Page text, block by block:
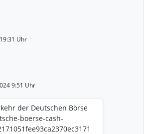
Uhr
9:51 Uhr
der Deutschen Börse
boerse-cash-